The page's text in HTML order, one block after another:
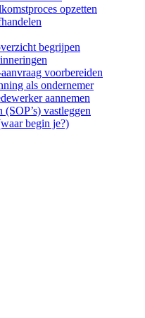
opzetten
begrijpen
voorbereiden
als ondernemer
aannemen
vastleggen
begin je?)